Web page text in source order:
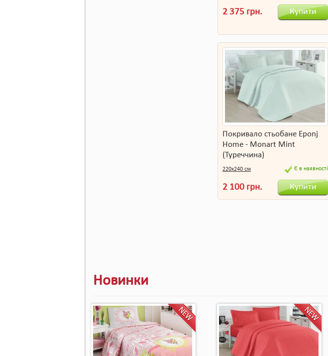
2 375 грн. Купити
Покривало стьобане Eponj
Home - Monart Mint
(Туреччина)
220х240 см Є в наявності
2 100 грн. Купити
Новинки